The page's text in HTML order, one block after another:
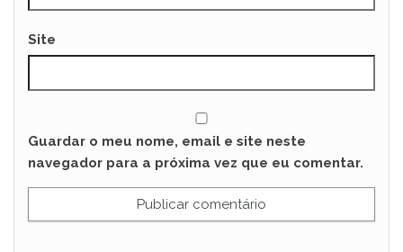
Site
Guardar o meu nome, email e site neste
navegador para a próxima vez que eu comentar.